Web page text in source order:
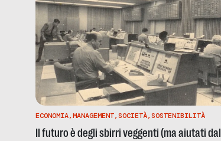
ECONOMIA,MANAGEMENT,SOCIETÀ,SOSTENIBILITÀ
Il futuro è degli sbirri veggenti (ma aiutati dal